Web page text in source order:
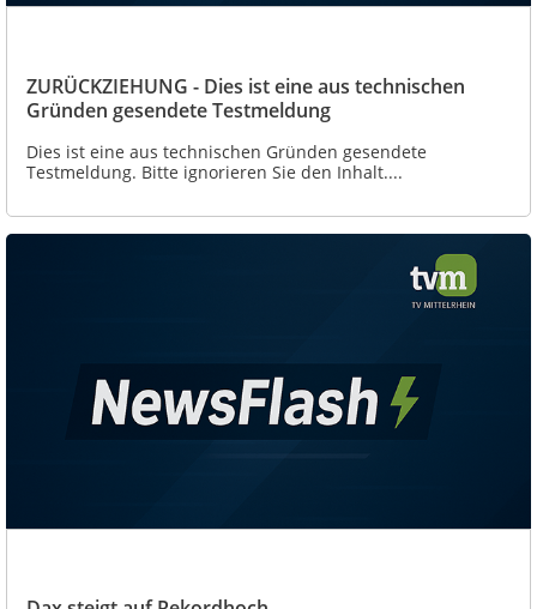
ZURÜCKZIEHUNG - Dies ist eine aus technischen
Gründen gesendete Testmeldung
Dies ist eine aus technischen Gründen gesendete
Testmeldung. Bitte ignorieren Sie den Inhalt....